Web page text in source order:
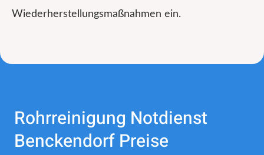
Wiederherstellungsmaßnahmen ein.
Rohrreinigung Notdienst
Benckendorf Preise